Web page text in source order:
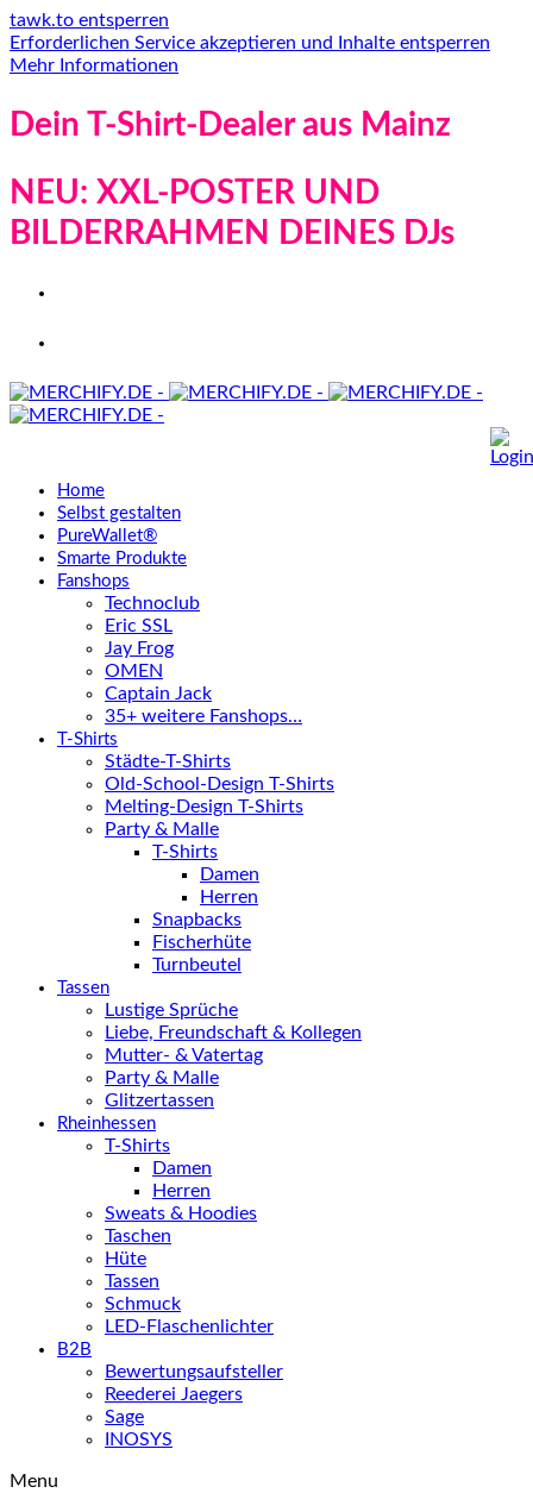
tawk.to entsperren
Erforderlichen Service akzeptieren und Inhalte entsperren
Mehr Informationen
Dein T-Shirt-Dealer aus Mainz
NEU: XXL-POSTER UND
BILDERRAHMEN DEINES DJs
Home
Selbst gestalten
PureWallet®
Smarte Produkte
Fanshops
Technoclub
Eric SSL
Jay Frog
OMEN
Captain Jack
35+ weitere Fanshops…
T-Shirts
Städte-T-Shirts
Old-School-Design T-Shirts
Melting-Design T-Shirts
Party & Malle
T-Shirts
Damen
Herren
Snapbacks
Fischerhüte
Turnbeutel
Tassen
Lustige Sprüche
Liebe, Freundschaft & Kollegen
Mutter- & Vatertag
Party & Malle
Glitzertassen
Rheinhessen
T-Shirts
Damen
Herren
Sweats & Hoodies
Taschen
Hüte
Tassen
Schmuck
LED-Flaschenlichter
B2B
Bewertungsaufsteller
Reederei Jaegers
Sage
INOSYS
Menu